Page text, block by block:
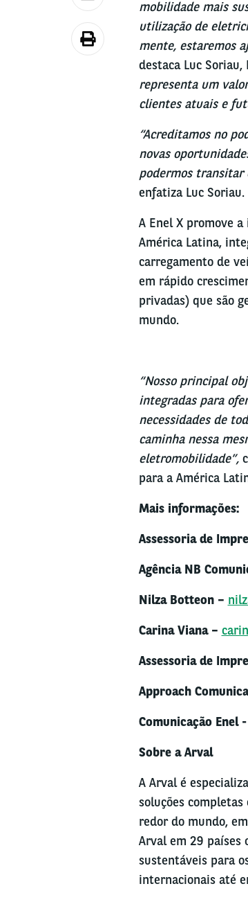
mobilidade mais
utilização de
mente, estaremos
destaca Luc
representa um
clientes atuais e
“Acreditamos no
novas
podermos transitar
enfatiza Luc Soriau.
A Enel X promove
América Latina,
carregamento de
em rápido
privadas) que são
mundo.
“Nosso principal
integradas para
necessidades de
caminha nessa
eletromobilidade”,
para a América
Mais informações:
Assessoria de
Agência NB
Nilza Botteon –
Carina Viana –
Assessoria de
Approach
Comunicação Enel -
Sobre aArval
A Arval é
soluções
redor do mundo,
Arval em 29 países
sustentáveis para
internacionais até